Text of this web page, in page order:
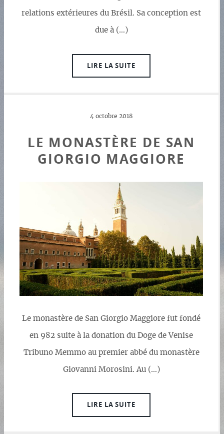
relations extérieures du Brésil. Sa conception est
due à (…)
LIRE LA SUITE
4 octobre 2018
LE MONASTÈRE DE SAN
GIORGIO MAGGIORE
Le monastère de San Giorgio Maggiore fut fondé
en 982 suite à la donation du Doge de Venise
Tribuno Memmo au premier abbé du monastère
Giovanni Morosini. Au (…)
LIRE LA SUITE